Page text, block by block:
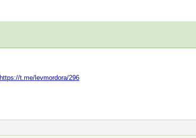
https://t.me/levmordora/296